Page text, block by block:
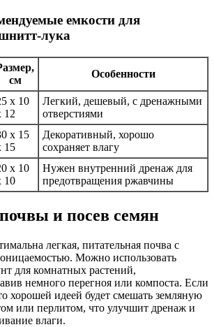
емкости для
лука
см
Особенности
х 10
12
Легкий, дешевый, с дренажными
отверстиями
х 15
15
Декоративный, хорошо
сохраняет влагу
х 10
10
Нужен внутренний дренаж для
предотвращения ржавчины
и посев семян
легкая, питательная почва с
Можно использовать
для комнатных растений,
немного перегноя или компоста. Если
хорошей идеей будет смешать земляную
или перлитом, что улучшит дренаж и
влаги.